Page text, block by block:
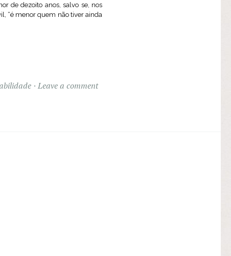
de dezoito anos, salvo se, nos
“é menor quem não tiver ainda
Leave a comment